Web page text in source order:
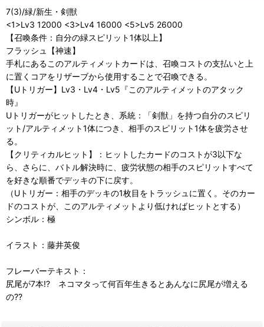
7(3)/緑/新生・剣獣
<1>Lv3 12000 <3>Lv4 16000 <5>Lv5 26000
【召喚条件：自分の緑スピリット1体以上】
フラッシュ【神速】
手札にあるこのアルティメットカードは、召喚コストの支払いと上
に置くコアをリザーブから使用することで召喚できる。
【Uトリガー】Lv3・Lv4・Lv5『このアルティメットのアタック
時』
Uトリガーがヒットしたとき、系統：「剣獣」を持つ自分のスピリ
ット/アルティメット1体につき、相手のスピリット1体を疲労させ
る。
【クリティカルヒット】：ヒットしたカードのコストが3以下な
ら、さらに、バトル解決時に、疲労状態の相手のスピリットすべて
を好きな順番でデッキの下に戻す。
（Uトリガー：相手のデッキの1枚目をトラッシュに置く。そのカー
ドのコストが、このアルティメットより低ければヒットとする）
シンボル：極
イラスト：藤井英俊
フレーバーテキスト：
尻尾が7本!? ネコマタって何百年生きるとあんなに尻尾が増える
の??